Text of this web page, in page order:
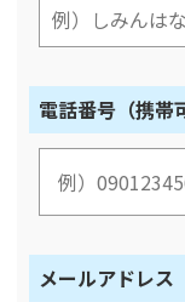
電話番号（携帯
メールアドレス